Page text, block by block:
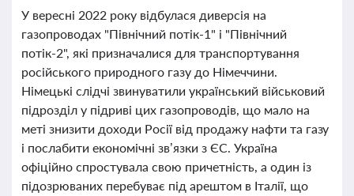
У вересні 2022 року відбулася диверсія на
газопроводах "Північний потік-1" і "Північний
потік-2", які призначалися для транспортування
російського природного газу до Німеччини.
Німецькі слідчі звинуватили український військовий
підрозділ у підриві цих газопроводів, що мало на
меті знизити доходи Росії від продажу нафти та газу
і послабити економічні зв’язки з ЄС. Україна
офіційно спростувала свою причетність, а один із
підозрюваних перебуває під арештом в Італії, що